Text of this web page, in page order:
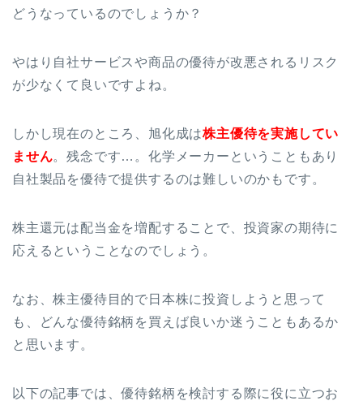
どうなっているのでしょうか？
やはり自社サービスや商品の優待が改悪されるリスク
が少なくて良いですよね。
しかし現在のところ、旭化成は株主優待を実施してい
ません。残念です…。化学メーカーということもあり
自社製品を優待で提供するのは難しいのかもです。
株主還元は配当金を増配することで、投資家の期待に
応えるということなのでしょう。
なお、株主優待目的で日本株に投資しようと思って
も、どんな優待銘柄を買えば良いか迷うこともあるか
と思います。
以下の記事では、優待銘柄を検討する際に役に立つお